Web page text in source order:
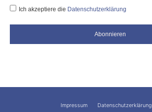
Ich akzeptiere die Datenschutzerklärung
Abonnieren
Impressum Datenschutzerklärung